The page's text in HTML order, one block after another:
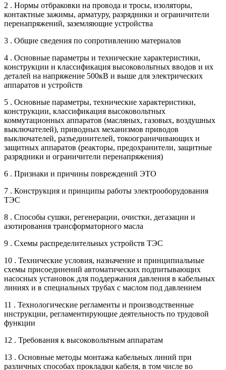
2 . Нормы отбраковки на провода и тросы, изоляторы,
контактные зажимы, арматуру, разрядники и ограничители
перенапряжений, заземляющие устройства
3 . Общие сведения по сопротивлению материалов
4 . Основные параметры и технические характеристики,
конструкции и классификация высоковольтных вводов и их
деталей на напряжение 500кВ и выше для электрических
аппаратов и устройств
5 . Основные параметры, технические характеристики,
конструкции, классификация высоковольтных
коммутационных аппаратов (масляных, газовых, воздушных
выключателей), приводных механизмов приводов
выключателей, разъединителей, токоограничивающих и
защитных аппаратов (реакторы, предохранители, защитные
разрядники и ограничители перенапряжения)
6 . Признаки и причины повреждений ЭТО
7 . Конструкция и принципы работы электрооборудования
ТЭС
8 . Способы сушки, регенерации, очистки, дегазации и
азотирования трансформаторного масла
9 . Схемы распределительных устройств ТЭС
10 . Технические условия, назначение и принципиальные
схемы присоединений автоматических подпитывающих
насосных установок для поддержания давления в кабельных
линиях и в специальных трубах с маслом под давлением
11 . Технологические регламенты и производственные
инструкции, регламентирующие деятельность по трудовой
функции
12 . Требования к высоковольтным аппаратам
13 . Основные методы монтажа кабельных линий при
различных способах прокладки кабеля, в том числе во